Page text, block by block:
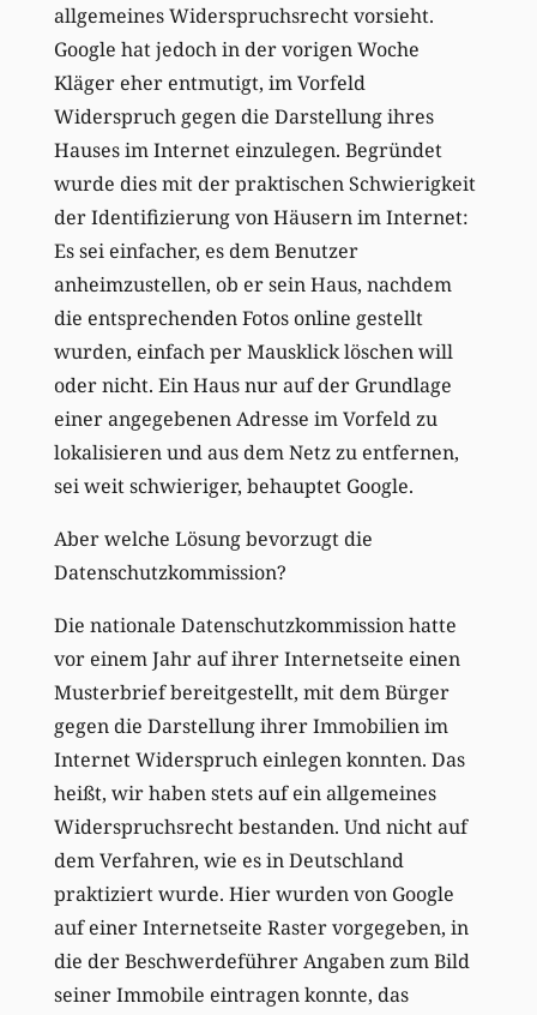
allgemeines Widerspruchsrecht vorsieht.
Google hat jedoch in der vorigen Woche
Kläger eher entmutigt, im Vorfeld
Widerspruch gegen die Darstellung ihres
Hauses im Internet einzulegen. Begründet
wurde dies mit der praktischen Schwierigkeit
der Identifizierung von Häusern im Internet:
Es sei einfacher, es dem Benutzer
anheimzustellen, ob er sein Haus, nachdem
die entsprechenden Fotos online gestellt
wurden, einfach per Mausklick löschen will
oder nicht. Ein Haus nur auf der Grundlage
einer angegebenen Adresse im Vorfeld zu
lokalisieren und aus dem Netz zu entfernen,
sei weit schwieriger, behauptet Google.
Aber welche Lösung bevorzugt die
Datenschutzkommission?
Die nationale Datenschutzkommission hatte
vor einem Jahr auf ihrer Internetseite einen
Musterbrief bereitgestellt, mit dem Bürger
gegen die Darstellung ihrer Immobilien im
Internet Widerspruch einlegen konnten. Das
heißt, wir haben stets auf ein allgemeines
Widerspruchsrecht bestanden. Und nicht auf
dem Verfahren, wie es in Deutschland
praktiziert wurde. Hier wurden von Google
auf einer Internetseite Raster vorgegeben, in
die der Beschwerdeführer Angaben zum Bild
seiner Immobile eintragen konnte, das